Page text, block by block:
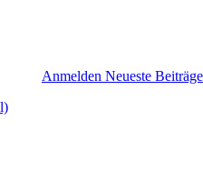
Anmelden Neueste Beiträge